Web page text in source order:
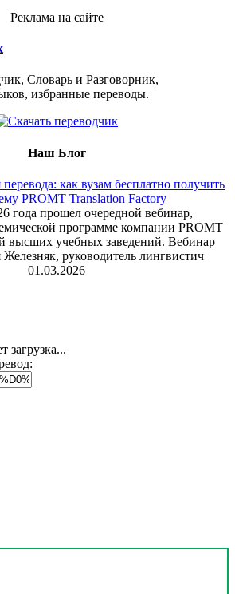
Реклама на сайте
Словарь и Разговорник,
избранные переводы.
Наш Блог
как вузам бесплатно получить
PROMT Translation Factory
года прошел очередной вебинар,
программе компании PROMT
высших учебных заведений. Вебинар
Железняк, руководитель лингвистич
01.03.2026
загрузка...